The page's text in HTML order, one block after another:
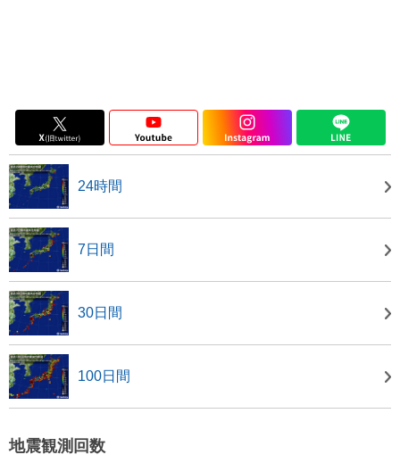
24時間
7日間
30日間
100日間
地震観測回数